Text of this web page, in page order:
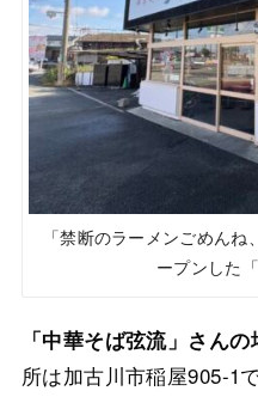
「禁断のラーメンごめん
ープンした
「中華そば弦流」さんの
所は加古川市稲屋905-1で